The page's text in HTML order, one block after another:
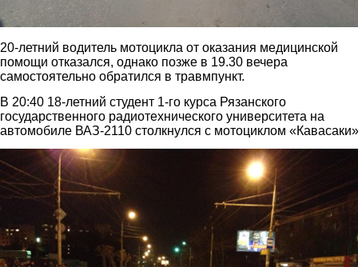
20-летний водитель мотоцикла от оказания медицинской
помощи отказался, однако позже в 19.30 вечера
самостоятельно обратился в травмпункт.
В 20:40 18-летний студент 1-го курса Рязанского
государственного радиотехнического университета на
автомобиле ВАЗ-2110 столкнулся с мотоциклом
1.jpg